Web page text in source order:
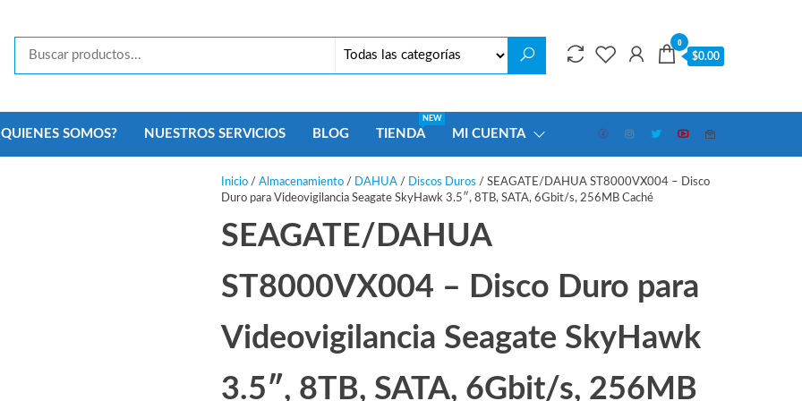
Security
Monterrey
0
$0.00
SOMOS? NUESTROS SERVICIOS BLOG TIENDA
NEW
MI CUENTA
Inicio/ Almacenamiento/ DAHUA/ Discos Duros / SEAGATE/DAHUA ST8000VX004 – Disco
Duro para Videovigilancia Seagate SkyHawk 3.5″, 8TB, SATA, 6Gbit/s, 256MB Caché
SEAGATE/DAHUA
ST8000VX004 – Disco Duro para
Videovigilancia Seagate SkyHawk
3.5″, 8TB, SATA, 6Gbit/s, 256MB